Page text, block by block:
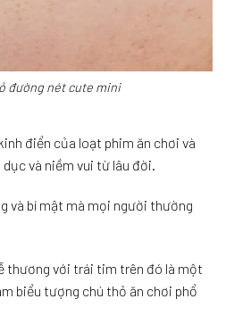
đường nét cute mini
điển của loạt phim ăn chơi và
và niềm vui từ lâu đời.
và bí mật mà mọi người thường
thương với trái tim trên đó là một
biểu tượng chú thỏ ăn chơi phổ